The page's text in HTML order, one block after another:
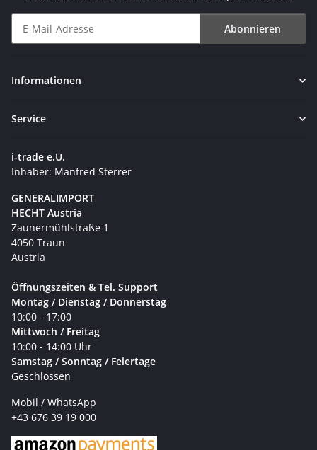
Abonnieren
Informationen
Service
i-trade e.U.
Inhaber: Manfred Sterrer
GENERALIMPORT
HECHT Austria
Zaunermühlstraße 1
4050 Traun
Austria
Öffnungszeiten & Tel. Support
Montag / Dienstag / Donnerstag
10:00 - 17:00
Mittwoch / Freitag
10:00 - 14:00 Uhr
Samstag / Sonntag / Feiertage
Geschlossen
Mobil / WhatsApp
+43 676 39 19 000